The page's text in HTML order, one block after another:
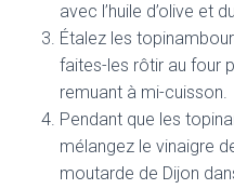
avec l’huile d’olive et
Étalez les
faites-les rôtir au four
remuant à mi-cuisson.
Pendant que les
mélangez le vinaigre
moutarde de Dijon